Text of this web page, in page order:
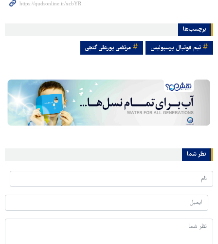
برچسب‌ها
تیم فوتبال پرسپولیس مرتضی پورعلی گنجی
نظر شما